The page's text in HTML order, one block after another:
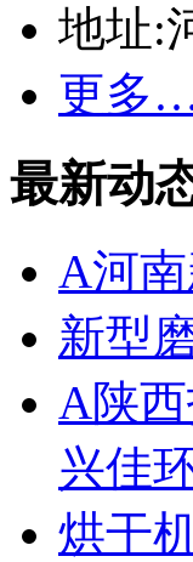
地址:
更多
最新动
A河
新型
A陕
兴佳
烘干